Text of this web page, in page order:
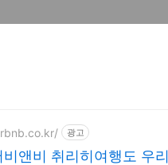
광고
앤비 취리히여행도 우